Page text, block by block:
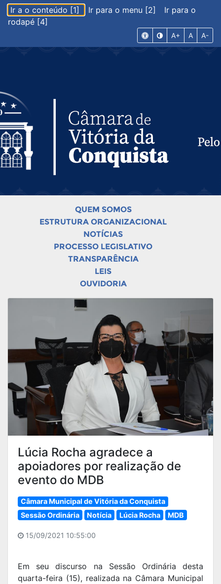
Ir a o conteúdo [1] Ir para o menu [2]
Ir para o
rodapé [4]
A+ A A-
QUEM SOMOS
ESTRUTURA ORGANIZACIONAL
NOTÍCIAS
PROCESSO LEGISLATIVO
TRANSPARÊNCIA
LEIS
OUVIDORIA
Lúcia Rocha agradece a
apoiadores por realização de
evento do MDB
Câmara Municipal de Vitória da Conquista
Sessão Ordinária
Notícia Lúcia Rocha MDB
15/09/2021 10:55:00
Em seu discurso na Sessão Ordinária desta
quarta-feira (15), realizada na Câmara Municipal